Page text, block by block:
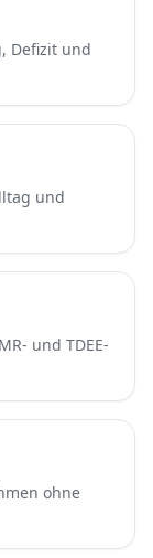
Defizit und
und
und TDEE-
ohne